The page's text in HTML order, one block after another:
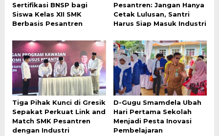
Sertifikasi BNSP bagi
Siswa Kelas XII SMK
Berbasis Pesantren
Pesantren: Jangan Hanya
Cetak Lulusan, Santri
Harus Siap Masuk Industri
Tiga Pihak Kunci di Gresik
Sepakat Perkuat Link and
Match SMK Pesantren
dengan Industri
D-Gugu Smamdela Ubah
Hari Pertama Sekolah
Menjadi Pesta Inovasi
Pembelajaran